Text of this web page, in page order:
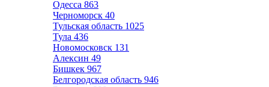
Одесса 863
Черноморск 40
Тульская область 1025
Тула 436
Новомосковск 131
Алексин 49
Бишкек 967
Белгородская область 946